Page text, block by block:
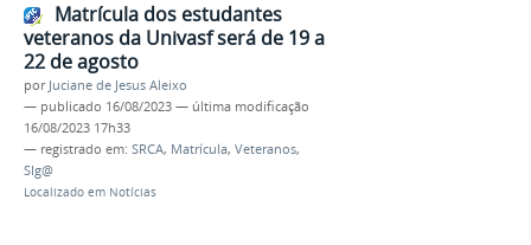
Matrícula dos estudantes
veteranos da Univasf será de 19 a
22 de agosto
por Juciane de Jesus Aleixo
— publicado 16/08/2023 — última modificação
16/08/2023 17h33
— registrado em: SRCA, Matrícula, Veteranos,
SIg@
Localizado em Notícias